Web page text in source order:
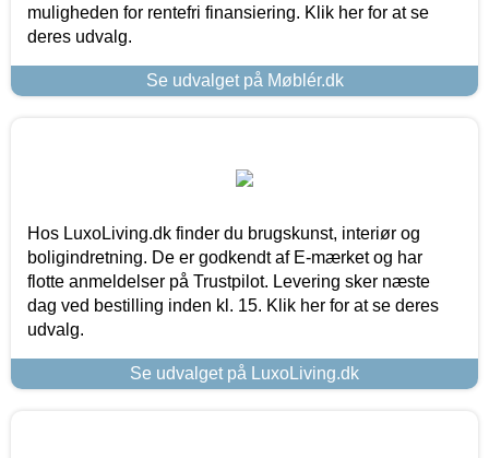
muligheden for rentefri finansiering. Klik her for at se
deres udvalg.
Se udvalget på Møblér.dk
Hos LuxoLiving.dk finder du brugskunst, interiør og
boligindretning. De er godkendt af E-mærket og har
flotte anmeldelser på Trustpilot. Levering sker næste
dag ved bestilling inden kl. 15. Klik her for at se deres
udvalg.
Se udvalget på LuxoLiving.dk